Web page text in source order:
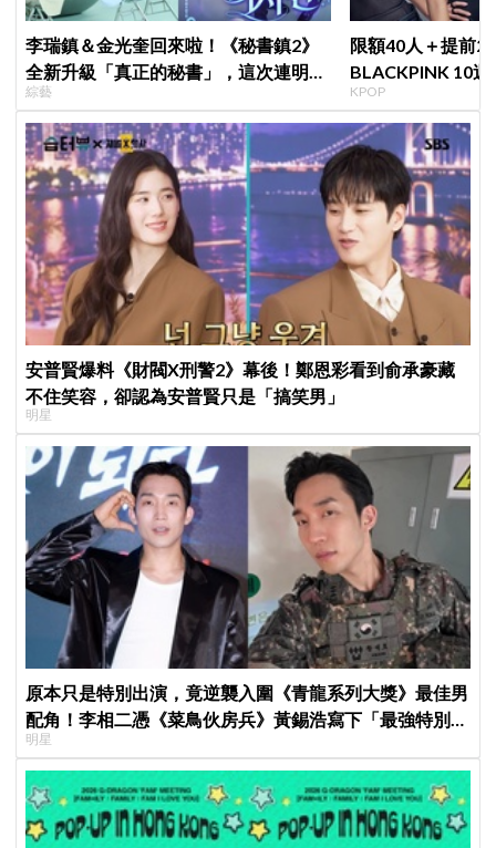
李瑞鎮＆金光奎回來啦！《秘書鎮2》
全新升級「真正的秘書」，這次連明星
私生活都包辦！8月28日首播
綜藝
限額40人＋提前2
BLACKPINK 10
衍」，YG急證實
KPOP
安普賢爆料《財閥X刑警2》幕後！鄭恩彩看到俞承豪藏
不住笑容，卻認為安普賢只是「搞笑男」
明星
原本只是特別出演，竟逆襲入圍《青龍系列大獎》最佳男
配角！李相二憑《菜鳥伙房兵》黃錫浩寫下「最強特別出
演」傳奇
明星